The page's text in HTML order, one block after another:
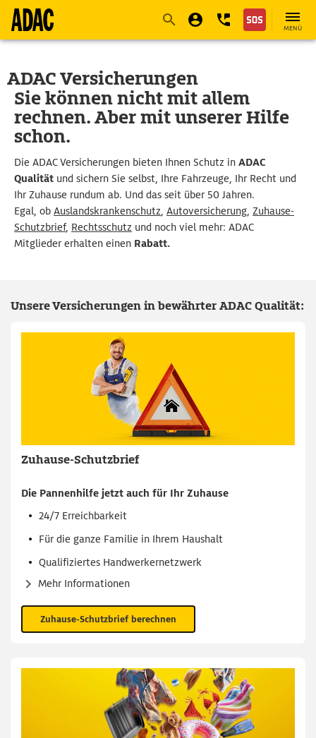
NavigationSuche
MENÜ
ADAC Versicherungen
Sie können nicht mit allem
rechnen. Aber mit unserer Hilfe
schon.
Die ADAC Versicherungen bieten Ihnen Schutz in ADAC
Qualität und sichern Sie selbst, Ihre Fahrzeuge, Ihr Recht und
Ihr Zuhause rundum ab. Und das seit über 50 Jahren.
Egal, ob Auslandskrankenschutz, Autoversicherung, Zuhause-
Schutzbrief, Rechtsschutz und noch viel mehr: ADAC
Mitglieder erhalten einen Rabatt.
Unsere Versicherungen in bewährter ADAC Qualität:
Zuhause-Schutzbrief
Die Pannenhilfe jetzt auch für Ihr Zuhause
24/7 Erreichbarkeit
Für die ganze Familie in Ihrem Haushalt
Qualifiziertes Handwerkernetzwerk
Mehr Informationen
Zuhause-Schutzbrief berechnen